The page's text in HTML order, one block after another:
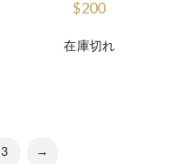
在庫切れ
$200
3 →